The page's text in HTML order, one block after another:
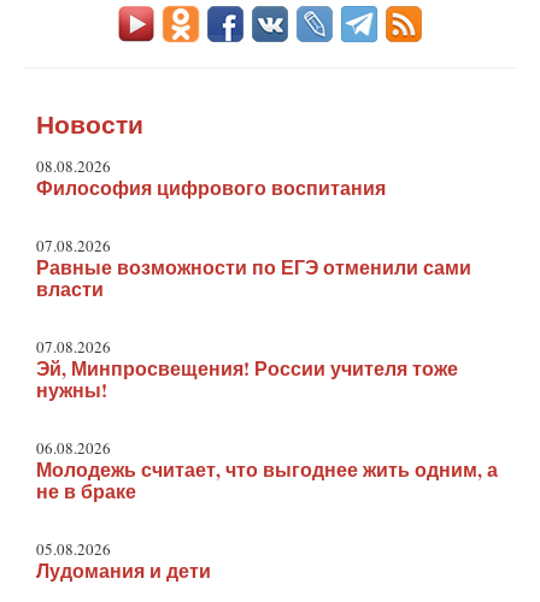
Новости
08.08.2026
Философия цифрового воспитания
07.08.2026
Равные возможности по ЕГЭ отменили сами
власти
07.08.2026
Эй, Минпросвещения! России учителя тоже
нужны!
06.08.2026
Молодежь считает, что выгоднее жить одним, а
не в браке
05.08.2026
Лудомания и дети